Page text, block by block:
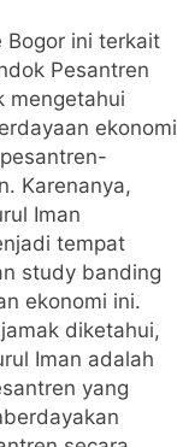
Bogor ini terkait
Pesantren
mengetahui
ekonomi
Karenanya,
Iman
tempat
study banding
ekonomi ini.
diketahui,
Iman adalah
yang